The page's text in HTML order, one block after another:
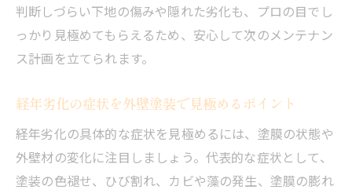
判断しづらい下地の傷みや隠れた劣化も、プロの目でし
っかり見極めてもらえるため、安心して次のメンテナン
ス計画を立てられます。
経年劣化の症状を外壁塗装で見極めるポイント
経年劣化の具体的な症状を見極めるには、塗膜の状態や
外壁材の変化に注目しましょう。代表的な症状として、
塗装の色褪せ、ひび割れ、カビや藻の発生、塗膜の膨れ